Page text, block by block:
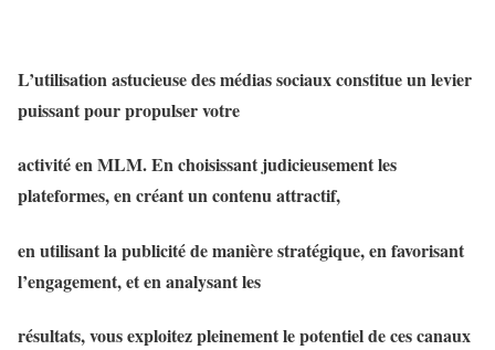
L’utilisation astucieuse des médias sociaux constitue un levier
puissant pour propulser votre
activité en MLM. En choisissant judicieusement les
plateformes, en créant un contenu attractif,
en utilisant la publicité de manière stratégique, en favorisant
l’engagement, et en analysant les
résultats, vous exploitez pleinement le potentiel de ces canaux